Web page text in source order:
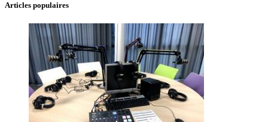
Articles populaires